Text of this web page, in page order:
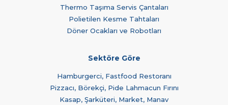
Thermo Taşıma Servis Çantaları
Polietilen Kesme Tahtaları
Döner Ocakları ve Robotları
Sektöre Göre
Hamburgerci, Fastfood Restoranı
Pizzacı, Börekçi, Pide Lahmacun Fırını
Kasap, Şarküteri, Market, Manav